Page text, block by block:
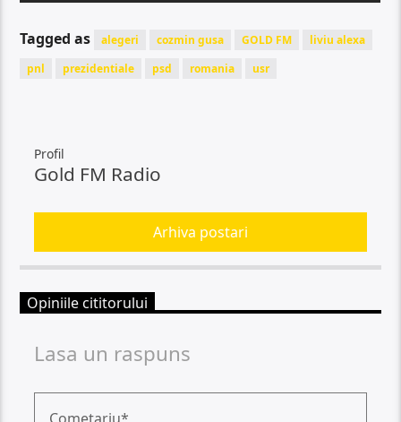
Tagged as alegeri cozmin gusa GOLD FM
liviu alexa
pnl
prezidentiale psd romania usr
Profil
Gold FM Radio
Arhiva postari
Opiniile cititorului
Lasa un raspuns